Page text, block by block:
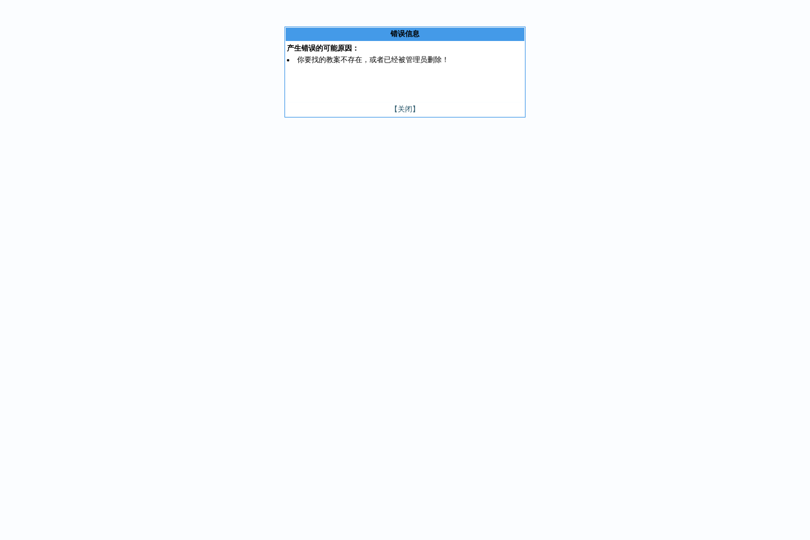
错误信息
产生错误的可能原因：
你要找的教案不存在，或者已经被管理员删除！
【关闭】